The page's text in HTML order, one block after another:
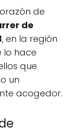
de
de
, en la región
lo hace
que
un
acogedor.